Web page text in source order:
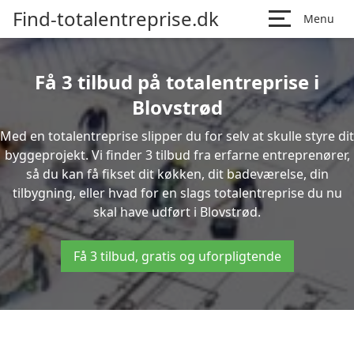
Find-totalentreprise.dk Menu
Få 3 tilbud på totalentreprise i
Blovstrød
Med en totalentreprise slipper du for selv at skulle styre dit
byggeprojekt. Vi finder 3 tilbud fra erfarne entreprenører,
så du kan få fikset dit køkken, dit badeværelse, din
tilbygning, eller hvad for en slags totalentreprise du nu
skal have udført i Blovstrød.
Få 3 tilbud, gratis og uforpligtende